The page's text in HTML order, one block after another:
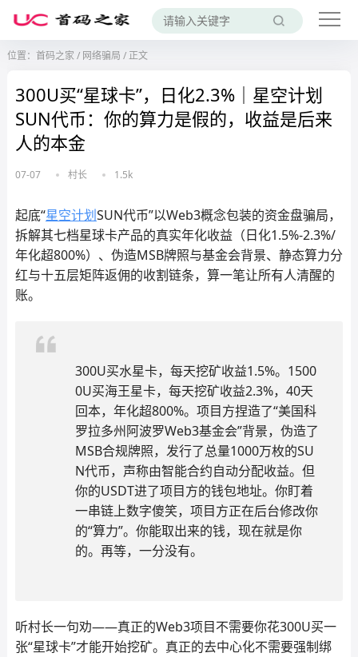
位置： 首码之家 / 网络骗局 /正文
300U买“星球卡”，日化2.3%｜星空计划
SUN代币：你的算力是假的，收益是后来
人的本金
07-07 村长 1.5k
起底“星空计划SUN代币”以Web3概念包装的资金盘骗局，
拆解其七档星球卡产品的真实年化收益（日化1.5%-2.3%/
年化超800%）、伪造MSB牌照与基金会背景、静态算力分
红与十五层矩阵返佣的收割链条，算一笔让所有人清醒的
账。
300U买水星卡，每天挖矿收益1.5%。1500
0U买海王星卡，每天挖矿收益2.3%，40天
回本，年化超800%。项目方捏造了“美国科
罗拉多州阿波罗Web3基金会”背景，伪造了
MSB合规牌照，发行了总量1000万枚的SU
N代币，声称由智能合约自动分配收益。但
你的USDT进了项目方的钱包地址。你盯着
一串链上数字傻笑，项目方正在后台修改你
的“算力”。你能取出来的钱，现在就是你
的。再等，一分没有。
听村长一句劝——真正的Web3项目不需要你花300U买一
张“星球卡”才能开始挖矿。真正的去中心化不需要强制绑